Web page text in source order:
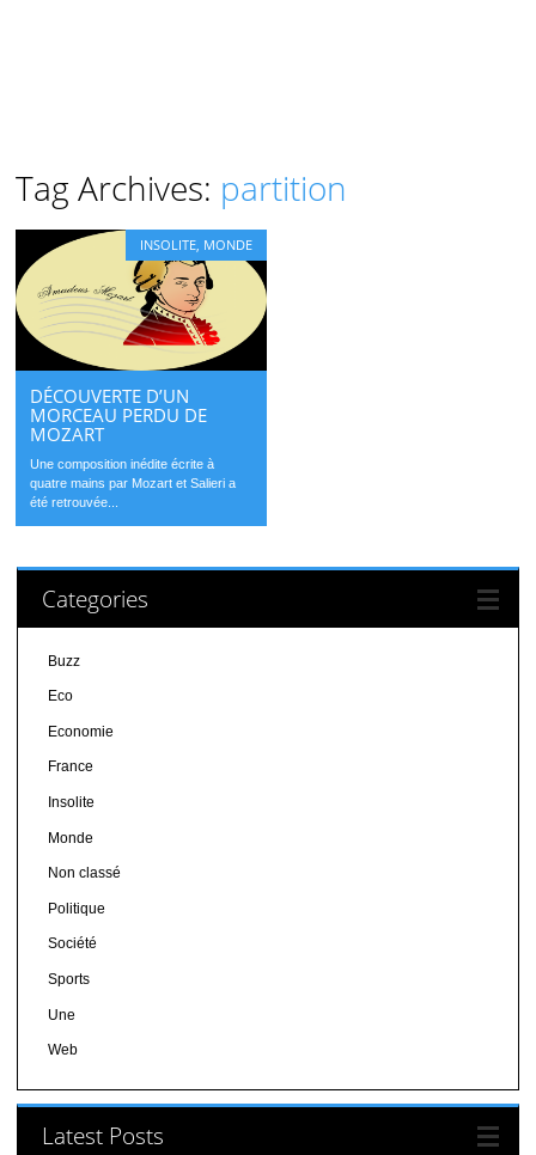
Tag Archives: partition
INSOLITE MONDE
DÉCOUVERTE D’UN
MORCEAU PERDU DE
MOZART
Une composition inédite écrite à
quatre mains par Mozart et Salieri a
été retrouvée...
Categories
Buzz
Eco
Economie
France
Insolite
Monde
Non classé
Politique
Société
Sports
Une
Web
Latest Posts